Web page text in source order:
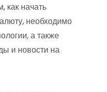
как начать
необходимо
а также
и новости на